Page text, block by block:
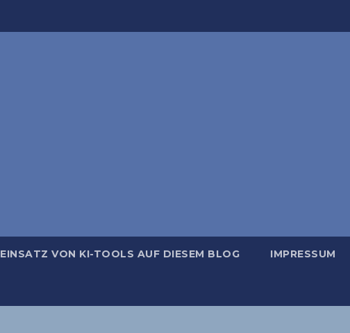
EINSATZ VON KI-TOOLS AUF DIESEM BLOG IMPRESSUM